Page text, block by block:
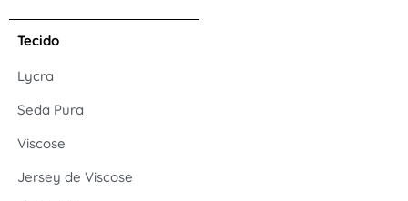
Tecido
Lycra
Seda Pura
Viscose
Jersey de Viscose